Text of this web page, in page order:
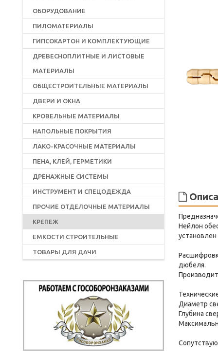
ОБОРУДОВАНИЕ
ПИЛОМАТЕРИАЛЫ
ГИПСОКАРТОН И КОМПЛЕКТУЮЩИЕ
ДРЕВЕСНОПЛИТНЫЕ И ЛИСТОВЫЕ
МАТЕРИАЛЫ
ОБЩЕСТРОИТЕЛЬНЫЕ МАТЕРИАЛЫ
ДВЕРИ И ОКНА
КРОВЕЛЬНЫЕ МАТЕРИАЛЫ
НАПОЛЬНЫЕ ПОКРЫТИЯ
ЛАКО-КРАСОЧНЫЕ МАТЕРИАЛЫ
ПЕНА, КЛЕЙ, ГЕРМЕТИКИ
ДРЕНАЖНЫЕ СИСТЕМЫ
ИНСТРУМЕНТ И СПЕЦОДЕЖДА
ПРОЧИЕ ОТДЕЛОЧНЫЕ МАТЕРИАЛЫ
КРЕПЕЖ
ЕМКОСТИ СТРОИТЕЛЬНЫЕ
ТОВАРЫ ДЛЯ ДАЧИ
Нейлон
дюбеля.
Диаметр
Глубина